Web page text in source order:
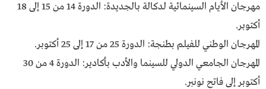
مهرجان الأيام السينمائية لدكالة بالجديدة: الدورة 14 من 15 إلى 18
أكتوبر.
المهرجان الوطني للفيلم بطنجة: الدورة 25 من 17 إلى 25 أكتوبر.
المهرجان الجامعي الدولي للسينما والأدب بأكادير: الدورة 4 من 30
أكتوبر إلى فاتح نونبر.